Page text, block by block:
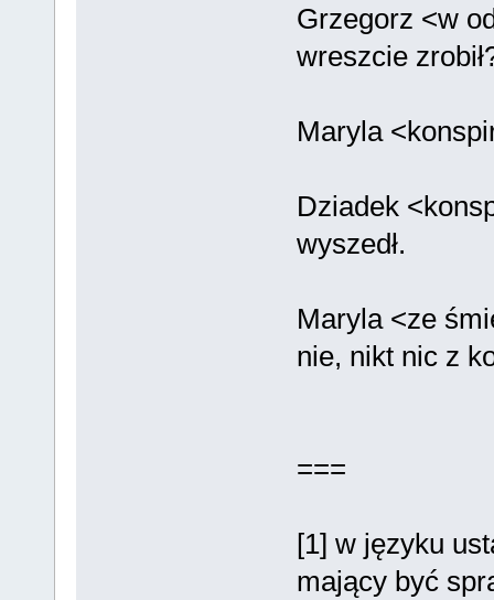
Grzegorz <w
wreszcie
Maryla
Dziadek
wyszedł.
Maryla <ze
nie, nikt nic z
===
[1] w języku
mający być